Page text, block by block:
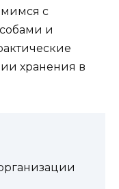
с
и
хранения в